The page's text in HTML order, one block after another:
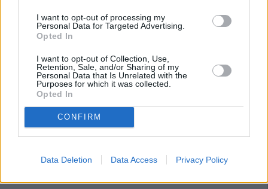
I want to opt-out of processing my
Personal Data for Targeted Advertising.
Opted In
I want to opt-out of Collection, Use,
Retention, Sale, and/or Sharing of my
Personal Data that Is Unrelated with the
Purposes for which it was collected.
Opted In
CONFIRM
Data Deletion Data Access Privacy Policy